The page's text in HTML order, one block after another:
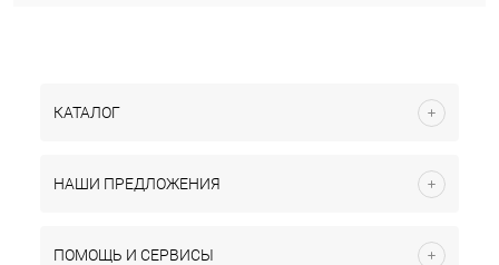
КАТАЛОГ
НАШИ ПРЕДЛОЖЕНИЯ
ПОМОЩЬ И СЕРВИСЫ